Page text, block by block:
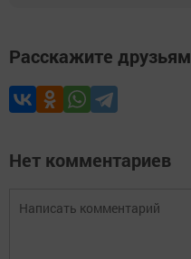
Расскажите друзьям
Нет комментариев